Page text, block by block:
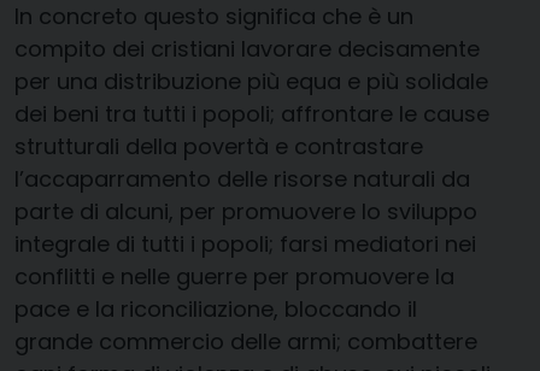
In concreto questo significa che è un
compito dei cristiani lavorare decisamente
per una distribuzione più equa e più solidale
dei beni tra tutti i popoli; affrontare le cause
strutturali della povertà e contrastare
l’accaparramento delle risorse naturali da
parte di alcuni, per promuovere lo sviluppo
integrale di tutti i popoli; farsi mediatori nei
conflitti e nelle guerre per promuovere la
pace e la riconciliazione, bloccando il
grande commercio delle armi; combattere